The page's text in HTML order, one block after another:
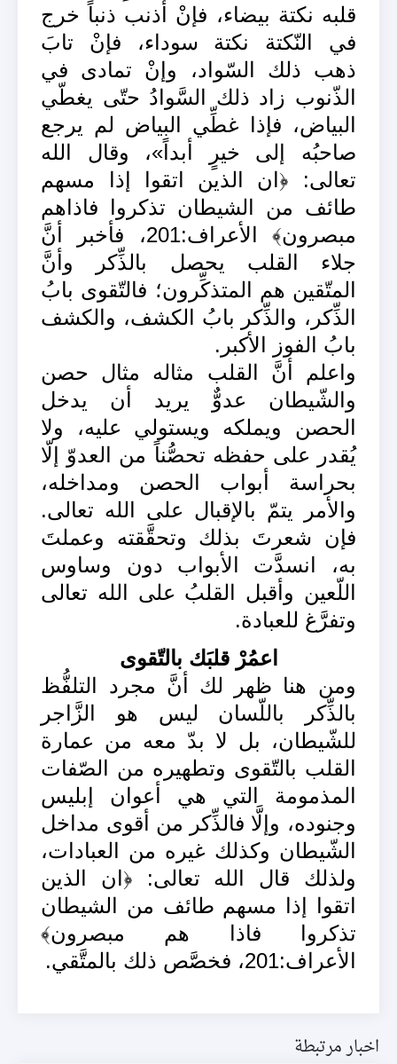
قلبه نكتة بيضاء، فإنْ أذنب ذنباً خرج
في النّكتة نكتة سوداء، فإنْ تابَ
ذهب ذلك السّواد، وإنْ تمادى في
الذّنوب زاد ذلك السَّوادُ حتّى يغطّي
البياض، فإذا غطِّي البياض لم يرجع
صاحبُه إلى خيرٍ أبداً»، وقال الله
تعالى: ﴿ان الذين اتقوا إذا مسهم
طائف من الشيطان تذكروا فاذاهم
مبصرون﴾ الأعراف:201، فأخبر أنَّ
جلاء القلب يحصل بالذِّكر وأنَّ
المتّقين هم المتذكِّرون؛ فالتّقوى بابُ
الذِّكر، والذِّكر بابُ الكشف، والكشف
بابُ الفوز الأكبر.
واعلم أنَّ القلب مثاله مثال حصن
والشّيطان عدوٌّ يريد أن يدخل
الحصن ويملكه ويستولي عليه، ولا
يُقدر على حفظه تحصُّناً من العدوّ إلّا
بحراسة أبواب الحصن ومداخله،
والأمر يتمّ بالإقبال على الله تعالى.
فإن شعرتَ بذلك وتحقَّقته وعملتَ
به، انسدَّت الأبواب دون وساوس
اللّعين وأقبل القلبُ على الله تعالى
وتفرَّغ للعبادة.
اعمُرْ قلبَك بالتّقوى
ومن هنا ظهر لك أنَّ مجرد التلفُّظ
بالذِّكر باللّسان ليس هو الزَّاجر
للشّيطان، بل لا بدّ معه من عمارة
القلب بالتّقوى وتطهيره من الصّفات
المذمومة التي هي أعوان إبليس
وجنوده، وإلَّا فالذِّكر من أقوى مداخل
الشّيطان وكذلك غيره من العبادات،
ولذلك قال الله تعالى: ﴿ان الذين
اتقوا إذا مسهم طائف من الشيطان
تذكروا فاذا هم مبصرون﴾
الأعراف:201، فخصَّص ذلك بالمتَّقي.
اخبار مرتبطة